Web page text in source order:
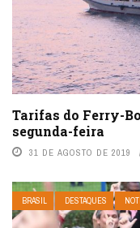
Tarifas do Ferry-
segunda-feira
31 DE AGOSTO DE 2019
BRASIL DESTAQUES